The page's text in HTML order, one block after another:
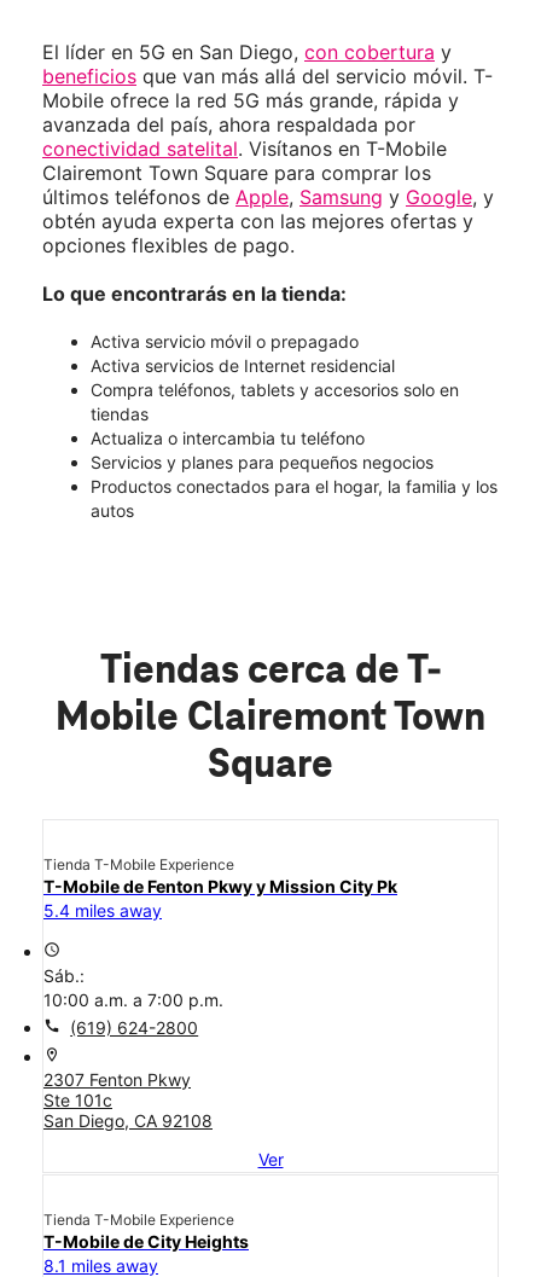
El líder en 5G en San Diego, con cobertura y
beneficios que van más allá del servicio móvil. T-
Mobile ofrece la red 5G más grande, rápida y
avanzada del país, ahora respaldada por
conectividad satelital. Visítanos en T-Mobile
Clairemont Town Square para comprar los
últimos teléfonos de Apple, Samsung y Google, y
obtén ayuda experta con las mejores ofertas y
opciones flexibles de pago.
Lo que encontrarás en la tienda:
Activa servicio móvil o prepagado
Activa servicios de Internet residencial
Compra teléfonos, tablets y accesorios solo en
tiendas
Actualiza o intercambia tu teléfono
Servicios y planes para pequeños negocios
Productos conectados para el hogar, la familia y los
autos
Tiendas cerca de T-
Mobile Clairemont Town
Square
Tienda T-Mobile Experience
T-Mobile de Fenton Pkwy y Mission City Pk
5.4 miles away
access_time
Sáb.:
10:00 a.m. a 7:00 p.m.
call (619) 624-2800
location_on
2307 Fenton Pkwy
Ste 101c
San Diego, CA 92108
Ver
Tienda T-Mobile Experience
T-Mobile de City Heights
8.1 miles away